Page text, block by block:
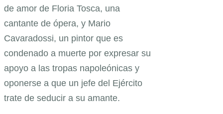
de amor de Floria Tosca, una
cantante de ópera, y Mario
Cavaradossi, un pintor que es
condenado a muerte por expresar su
apoyo a las tropas napoleónicas y
oponerse a que un jefe del Ejército
trate de seducir a su amante.